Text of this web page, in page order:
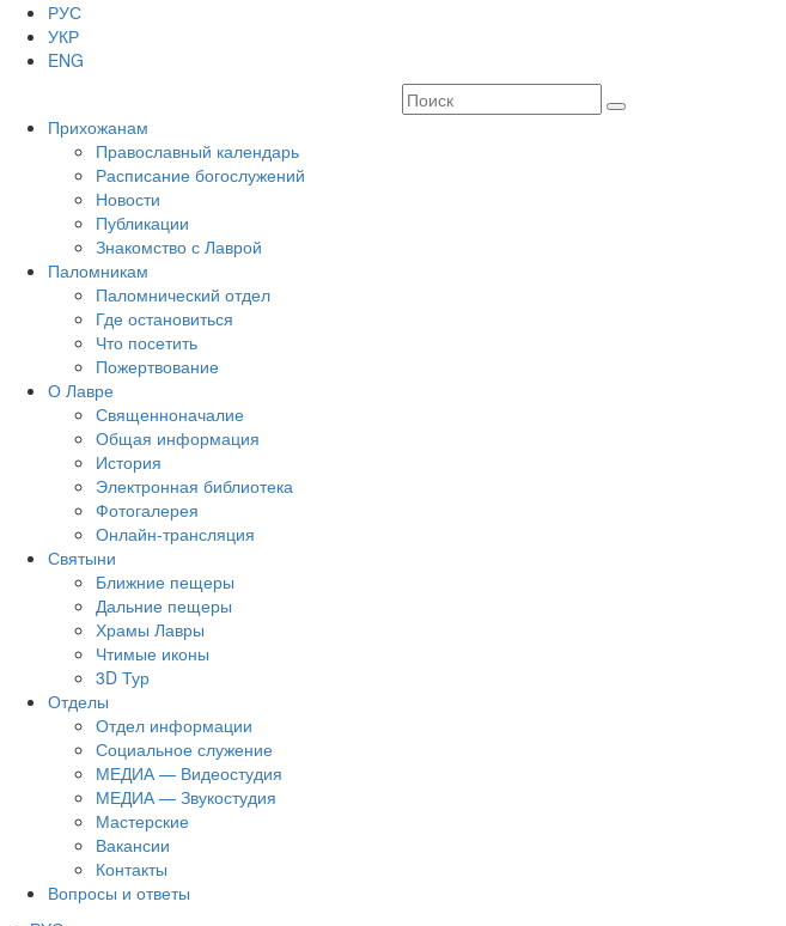
РУС
УКР
ENG
Прихожанам
Православный календарь
Расписание богослужений
Новости
Публикации
Знакомство с Лаврой
Паломникам
Паломнический отдел
Где остановиться
Что посетить
Пожертвование
О Лавре
Священноначалие
Общая информация
История
Электронная библиотека
Фотогалерея
Онлайн-трансляция
Святыни
Ближние пещеры
Дальние пещеры
Храмы Лавры
Чтимые иконы
3D Тур
Отделы
Отдел информации
Социальное служение
МЕДИА — Видеостудия
МЕДИА — Звукостудия
Мастерские
Вакансии
Контакты
Вопросы и ответы